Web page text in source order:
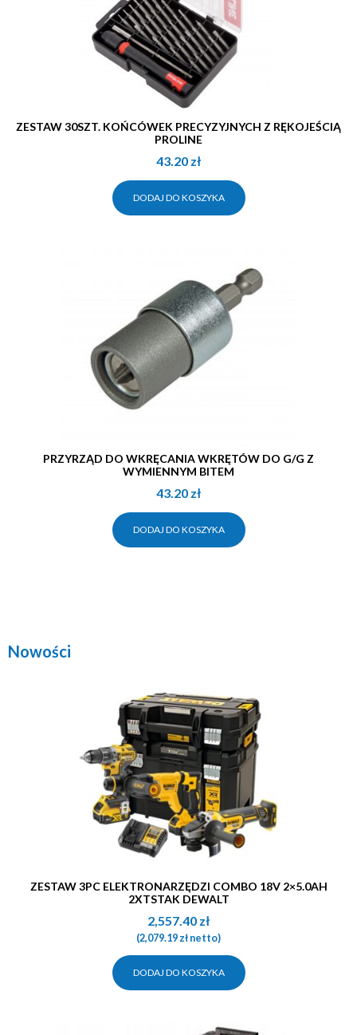
ZESTAW 30SZT. KOŃCÓWEK PRECYZYJNYCH Z RĘKOJEŚCIĄ
PROLINE
43.20 zł
DODAJ DO KOSZYKA
PRZYRZĄD DO WKRĘCANIA WKRĘTÓW DO G/G Z
WYMIENNYM BITEM
43.20 zł
DODAJ DO KOSZYKA
Nowości
ZESTAW 3PC ELEKTRONARZĘDZI COMBO 18V 2×5.0AH
2XTSTAK DEWALT
2,557.40 zł
(2,079.19złnetto)
DODAJ DO KOSZYKA